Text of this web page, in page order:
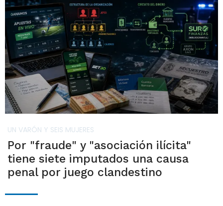
UN VARÓN Y SEIS MUJERES
Por "fraude" y "asociación ilícita"
tiene siete imputados una causa
penal por juego clandestino